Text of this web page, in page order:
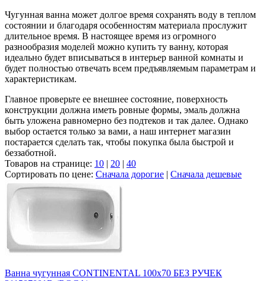
Чугунная ванна может долгое время сохранять воду в теплом
состоянии и благодаря особенностям материала прослужит
длительное время. В настоящее время из огромного
разнообразия моделей можно купить ту ванну, которая
идеально будет вписываться в интерьер ванной комнаты и
будет полностью отвечать всем предъявляемым параметрам и
характеристикам.
Главное проверьте ее внешнее состояние, поверхность
конструкции должна иметь ровные формы, эмаль должна
быть уложена равномерно без подтеков и так далее. Однако
выбор остается только за вами, а наш интернет магазин
постарается сделать так, чтобы покупка была быстрой и
беззаботной.
Товаров на странице: 10 | 20 | 40
Сортировать по цене: Сначала дорогие | Сначала дешевые
Ванна чугунная CONTINENTAL 100х70 БЕЗ РУЧЕК